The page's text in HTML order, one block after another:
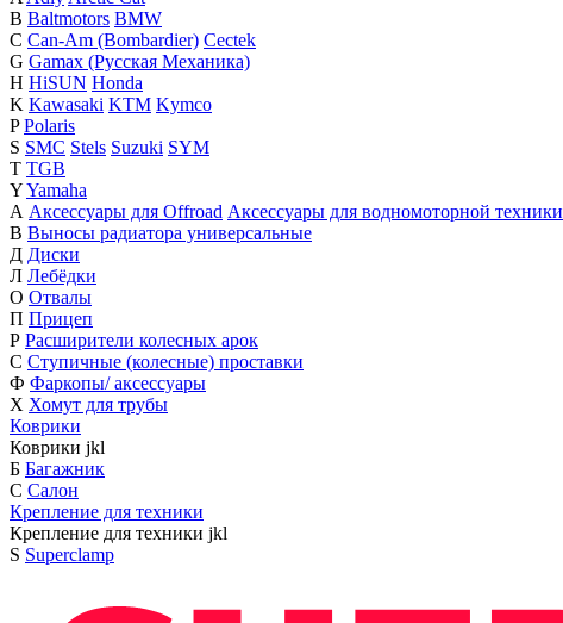
B Baltmotors BMW
C Can-Am (Bombardier) Cectek
G Gamax (Русская Механика)
H HiSUN Honda
K Kawasaki KTM Kymco
P Polaris
S SMC Stels Suzuki SYM
T TGB
YYamaha
А Аксессуары для Offroad Аксессуары для водномоторной техники
В Выносы радиатора универсальные
Д Диски
Л Лебёдки
О Отвалы
П Прицеп
Р Расширители колесных арок
С Ступичные (колесные) проставки
Ф Фаркопы/ аксессуары
Х Хомут для трубы
Коврики
Коврики jkl
Б Багажник
С Салон
Крепление для техники
Крепление для техники jkl
S Superclamp